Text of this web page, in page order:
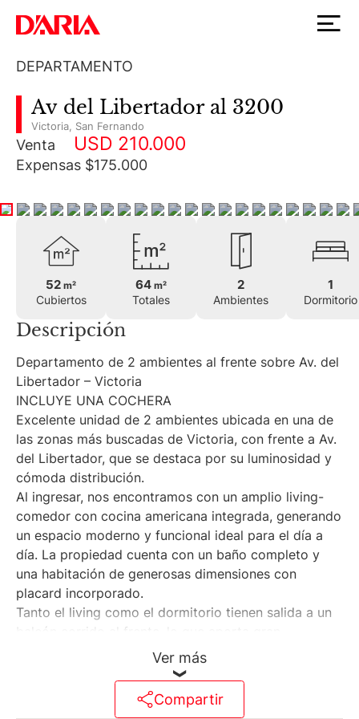
DEPARTAMENTO
Av del Libertador al 3200
Victoria San Fernando
Venta USD 210.000
Expensas $175.000
52m²
Cubiertos
64 m²
Totales
2
Ambientes
1
Dormitorio
Descripción
Departamento de 2 ambientes al frente sobre Av. del
Libertador – Victoria
INCLUYE UNA COCHERA
Excelente unidad de 2 ambientes ubicada en una de
las zonas más buscadas de Victoria, con frente a Av.
del Libertador, que se destaca por su luminosidad y
cómoda distribución.
Al ingresar, nos encontramos con un amplio living-
comedor con cocina americana integrada, generando
un espacio moderno y funcional ideal para el día a
día. La propiedad cuenta con un baño completo y
una habitación de generosas dimensiones con
placard incorporado.
Tanto el living como el dormitorio tienen salida a un
balcón corrido al frente, lo que aporta gran
luminosidad y ventilación natural a todos los
Muy buena calidad constructiva y de terminaciones
Ver más
Compartir